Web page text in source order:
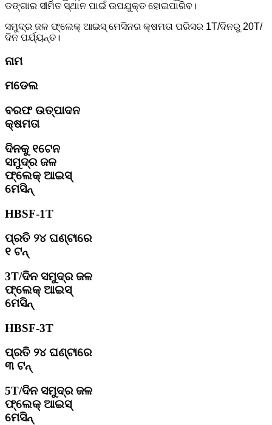
ଡଙ୍ଗାର ସୀମିତ ସ୍ଥାନ ପାଇଁ ଉପଯୁକ୍ତ ହୋଇପାରିବ।
ସମୁଦ୍ର ଜଳ ଫ୍ଲେକ୍ ଆଇସ୍ ମେସିନର କ୍ଷମତା ପରିସର 1T/ଦିନରୁ 20T/
ଦିନ ପର୍ଯ୍ୟନ୍ତ।
ନାମ
ମଡେଲ
ବରଫ ଉତ୍ପାଦନ
କ୍ଷମତା
ଦିନକୁ ୧ଟେନ
ସମୁଦ୍ର ଜଳ
ଫ୍ଲେକ୍ ଆଇସ୍
ମେସିନ୍
HBSF-1T
ପ୍ରତି ୨୪ ଘଣ୍ଟାରେ
୧ ଟନ୍
3T/ଦିନ ସମୁଦ୍ର ଜଳ
ଫ୍ଲେକ୍ ଆଇସ୍
ମେସିନ୍
HBSF-3T
ପ୍ରତି ୨୪ ଘଣ୍ଟାରେ
୩ ଟନ୍
5T/ଦିନ ସମୁଦ୍ର ଜଳ
ଫ୍ଲେକ୍ ଆଇସ୍
ମେସିନ୍